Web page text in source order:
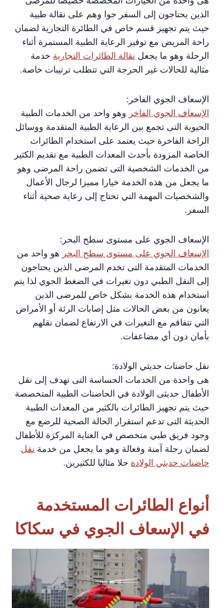
الذين يحتاجون إلى السفر جوا وهم على نقالة طبية
حيث يتم تجهيز قسم خاص في الطائرة التجارية لضمان
راحة المريض مع توفير الرعاية الطبية المستمرة أثناء
الرحلة وهو ما يجعل نقالة الطائرات التجارية خدمة
مثالية للحالات غير الحرجة التي تتطلب ترتيبات خاصة.
الإسعاف الجوي الفاخر:
الإسعاف الجوي الفاخر وهو واحد من الخدمات الطبية
الحيوية التى تجمع بين الرعاية الطبية المتقدمة ووسائل
الراحة الفاخرة حيث يعتمد على استخدام الطائرات
الخاصة المزودة بأحدث المعدات الطبية مع تقديم الكثير
من الخدمات الشخصية التى تضمن راحة المرضى وهو
ما يجعل من هذه الخدمة خيارا مميزا لرجال الأعمال
والشخصيات المهمة التي تحتاج إلى رعاية صحية أثناء
السفر.
الإسعاف الجوي على مستوى سطح البحر:
الإسعاف الجوي على مستوى سطح البحر هو واحد من
الخدمات المتقدمة التى تخدم المرضى الذين يحتاجون
إلى النقل الطبي دون تغيرات في الضغط الجوي لذا يتم
استخدام هذه الخدمة بشكل خاص للمرضى الذين
يعانون من بعض الحالات مثل إصابات الرئة أو الأمراض
التي تتفاقم مع التغيرات في الارتفاع لضمان نقلهم
بأمان دون أي مضاعفات.
نقل حاضنات حديثي الولادة:
هى واحدة من الخدمات الحساسة التى تهدف إلى نقل
الأطفال حديثى الولادة في الحاضنات الطبية المتخصصة
حيث يتم تجهيز الطائرات بالكثير من المعدات الطبية
الحديثة التى تدعم استقرار الحالة الصحية للرضع مع
وجود فريق طبي متخصص في العناية المركزة للأطفال
لضمان رحلة آمنة وفعالة وهو ما يجعل من خدمة نقل
حاضنات حديثي الولادة حلا مثاليا للكثيرين.
أنواع الطائرات المستخدمة
في الإسعاف الجوي في سكاكا